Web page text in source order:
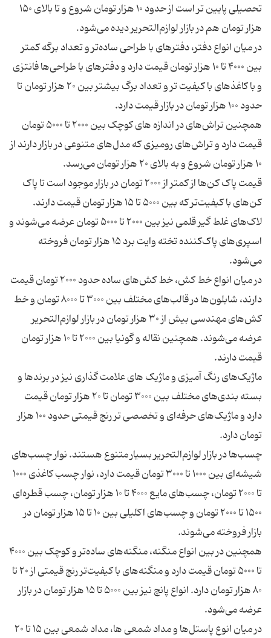
تحصیلی پایین تر است از حدود ۱۰ هزار تومان شروع و تا بالای ۱۵۰
در میان انواع دفتر، دفترهای با طراحی ساده‌تر و تعداد برگه کمتر
بین ۴۰۰۰ تا ۱۰ هزار تومان قیمت دارد و دفترهای با طراحی‌ها فانتزی
و با کاغذهای با کیفیت تر و تعداد برگ بیشتر بین ۲۰ هزار تومان تا
همچنین تراش‌های در اندازه ‌های کوچک بین ۲۰۰۰ تا ۵۰۰۰ تومان
قیمت دارد و تراش‌های رومیزی که مدل‌های متنوعی در بازار دارند از
قیمت پاک کن‌ها از کمتر از ۲۰۰۰ تومان در بازار موجود است تا پاک
لاک‌های غلط گیر قلمی نیز بین ۲۰۰۰ تا ۵۰۰۰ تومان عرضه می‌شوند و
اسپری‌های پاک‌کننده تخته وایت برد ۱۵ هزار تومان فروخته
در میان انواع خط کش، خط کش‌های ساده حدود ۲۰۰۰ تومان قیمت
دارند، شابلون‌ها در قالب‌های مختلف بین ۳۰۰۰ تا ۸۰۰۰ تومان و خط
کش‌های مهندسی بیش از ۳۰ هزار تومان در بازار لوازم‌التحریر
عرضه می‌شوند. همچنین نقاله و گونیا بین ۲۰۰۰ تا ۱۰ هزار تومان
ماژیک‌های رنگ آمیزی و ماژیک های علامت گذاری نیز در برندها و
بسته بندی‌های مختلف بین ۳۰۰۰ تومان تا ۲۰ هزار تومان قیمت
دارد و ماژیک‌های حرفه‌ای و تخصصی تر رنج قیمتی حدود ۱۰۰ هزار
چسب‌ها در بازار لوازم‌التحریر بسیار متنوع هستند. نوار چسب‌های
شیشه‌ای بین ۱۰۰۰ تا ۳۰۰۰ تومان قیمت دارد، ‌نوار چسب کاغذی ۱۰۰۰
تا ۲۰۰۰ تومان، چسب‌های مایع ۴۰۰۰ تا ۱۰ هزار تومان، چسب قطره‌ای
۱۵۰۰ تا ۲۰۰۰ تومان و چسب‌های اکلیلی بین ۱۰ تا ۱۵ هزار تومان در
همچنین در بین انواع منگنه، منگنه‌های ساده‌تر و کوچک بین ۴۰۰۰
تا ۵۰۰۰ تومان قیمت دارد و منگنه‌های با کیفیت‌تر رنج قیمتی از ۲۰ تا
۸۰ هزار تومان دارد. انواع پانچ نیز بین ۵۰۰۰ تا ۱۵ هزار تومان در بازار
در میان انوع پاستل‌ها و مداد شمعی ها، مداد شمعی بین ۱۵ تا ۲۰